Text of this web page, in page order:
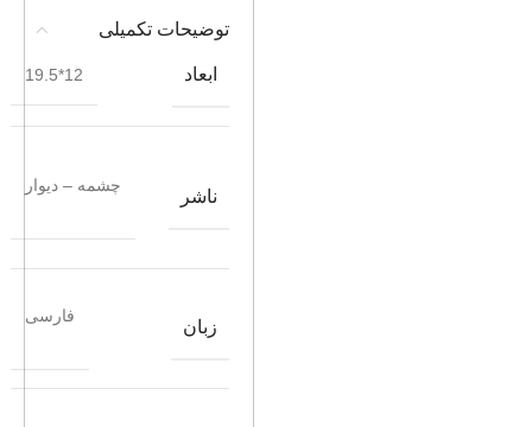
توضیحات تکمیلی
ابعاد 12*19.5
ناشر
چشمه – دیوار
زبان
فارسی